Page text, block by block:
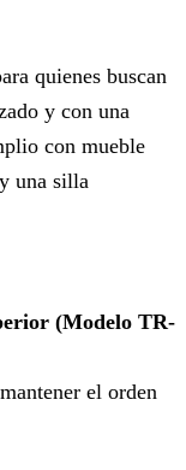
quienes buscan
y con una
con mueble
una silla
(Modelo TR-
el orden